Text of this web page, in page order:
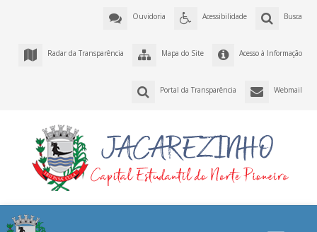
Busca
Acessibilidade
Ouvidoria
Acesso à Informação
Mapa do Site
Radar da Transparência
Webmail
Portal da Transparência